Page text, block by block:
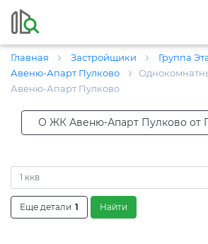
Главная Застройщики
Группа
Авеню-Апарт Пулково
Авеню-Апарт Пулково
О ЖК Авеню-Апарт Пулково от
1 ккв
Еще детали 1 Найти